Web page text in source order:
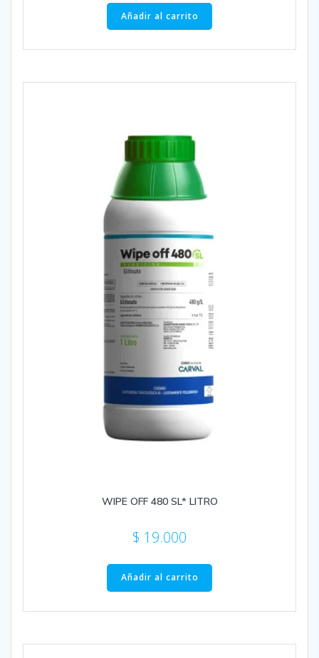
Añadir al carrito
WIPE OFF 480 SL* LITRO
$ 19.000
Añadir al carrito